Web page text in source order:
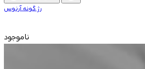
رژ گونه آرنوس
ناموجود